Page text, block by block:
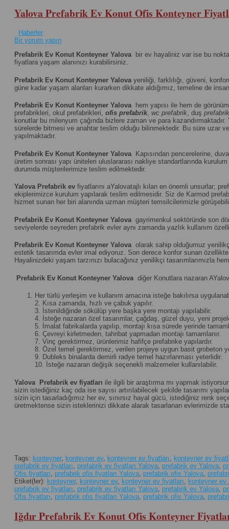
Yalova Prefabrik Ev Konut Ofis Konteyner
Haberler
Bir yorum yapın
Prefabrik Ev Konut Konteyner Yalovabir ev hayaliniz var ise bu
fiyatlara yaşam alanınızı kurabilirsiniz.
Prefabrik Ev Konut Konteyner Yalova yeniliği, farklılığı, güveni,
güne kadar yaşam alanları kurarken dikkate aldığımız, temeline de
Prefabrik Ev Konut Konteyner Yalovahem yapısı ile hem de
prefabrikleri, okul prefabrikleri, ofis prefabrik, wc prefabrik, duş prefabrik
konutlar bu milenyum çağında bizlere zaman ve para kazandırmaktadır.
sürelerde bitmesi ve anahtar teslim olduğu bilinmektedir. Bu süre uzar
yapılmaktadır.
Prefabrik Ev Konut Konteyner Yalova Kapısından pencerelerine,
üretim sonrası yapı üniteleri uluslararası nakliye standartlarında
durumda müşterilerimize teslim edilmektedir.
YalovaPrefabrik ev fiyatlarını aYalovatajlı kılan en önemli unsurlar;
ekiplerimizce kurulum yapılarak teslim edilmesidir. Siz de Karmod
hizmet sunan her biri alanında uzman müşteri temsilcilerimizle
Prefabrik Ev Konut Konteyner Yalova gayrimenkul sektöründe son
seviyelerde seyreden prefabrik evler aynı zamanda yazlık kullanım
Prefabrik Ev Konut Konteyner Yalovaolarak sahip olduğumuz
estetik tasarımda evler imal ediyoruz. Son derece konfor sunan
Hayalinizdeki yaşam tarzınızı bulacağınız yenilikçi tasarımlarımızla
Prefabrik Ev Konut Konteyner Yalova diğer Konutlara nazaran
Her türlü yerleşim ve kullanım amacına isteğe bakılırsa
2. Kısa zamanda, hızlı ve çabuk yapılır.
3. İstenildiğinde sökülüp yere başka yere montajı yapılabilir.
4. İsteğe nazaran özel tasarımlar, çağdaş, güzel duyu, yeni
5. İmalat fabrikalarda yapılıp, montajı kısa sürede yerinde
6. Çevreyi kirletmeden, tahribat yapmadan montajı tamamlanır.
7. Vinç gerektirmez, ürünlerimiz hafifçe prefabrike yapılardır.
8. Özel temel gerektirmez, verilen projeye uygun basit grobeton
9. Dubleks binalarda demirli radye temel hazırlanması yeterlidir.
10. İsteğe nazaran değişik seçenekli malzemeler kullanılabilir.
Yalova Prefabrik ev fiyatları ile ilgili bir araştırma mı yapmak
sizin istediğiniz kaç oda ise sayısı artırılabilecek şekilde tasarımı
sizin için tasarladığımız her ev, sınırsız hayal gücü, istediğiniz renk
üretmektense sizin isteklerinizi dikkate alarak tasarlanan evlerimizde
Tags: konteyner, konteyner ev, konteyner ev fiyatları, konteyner ev
prefabrik ev fiyatları, prefabrik ev fiyatları Yalova, prefabrik ev Yalova,
Ofis fiyatları, prefabrik ofis fiyatları Yalova, prefabrik ofis Yalova,
Etiket(ler): konteyner, konteyner ev, konteyner ev fiyatları, konteyner ev
prefabrik ev fiyatları, prefabrik ev fiyatları Yalova, prefabrik ev Yalova,
Ofis fiyatları, prefabrik ofis fiyatları Yalova, prefabrik ofis Yalova,
Iğdır Prefabrik Ev Konut Ofis Konteyner